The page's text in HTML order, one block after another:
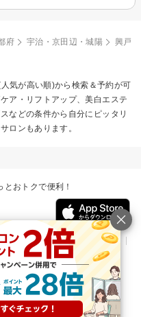
府 宇治・京田辺・城陽
興戸
気が高い順)から検索＆予約が可
ア・リフトアップ、美白エステ
などの条件から自分にピッタリ
ロンもあります。
おトクで便利！
リリース情報
利用規約
ン様
サービス一覧 アプリ一覧
Inc.